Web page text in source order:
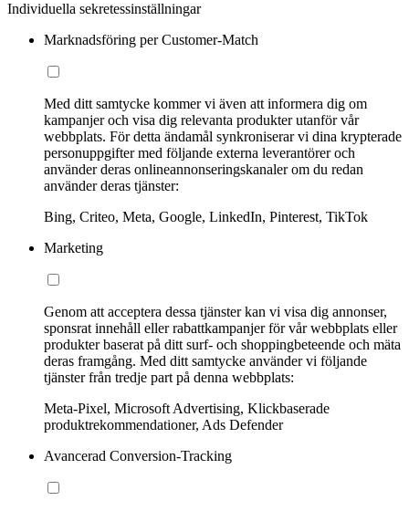
Individuella sekretessinställningar
Marknadsföring per Customer-Match
Med ditt samtycke kommer vi även att informera dig om
kampanjer och visa dig relevanta produkter utanför vår
webbplats. För detta ändamål synkroniserar vi dina krypterade
personuppgifter med följande externa leverantörer och
använder deras onlineannonseringskanaler om du redan
använder deras tjänster:
Bing, Criteo, Meta, Google, LinkedIn, Pinterest, TikTok
Marketing
Genom att acceptera dessa tjänster kan vi visa dig annonser,
sponsrat innehåll eller rabattkampanjer för vår webbplats eller
produkter baserat på ditt surf- och shoppingbeteende och mäta
deras framgång. Med ditt samtycke använder vi följande
tjänster från tredje part på denna webbplats:
Meta-Pixel, Microsoft Advertising, Klickbaserade
produktrekommendationer, Ads Defender
Avancerad Conversion-Tracking